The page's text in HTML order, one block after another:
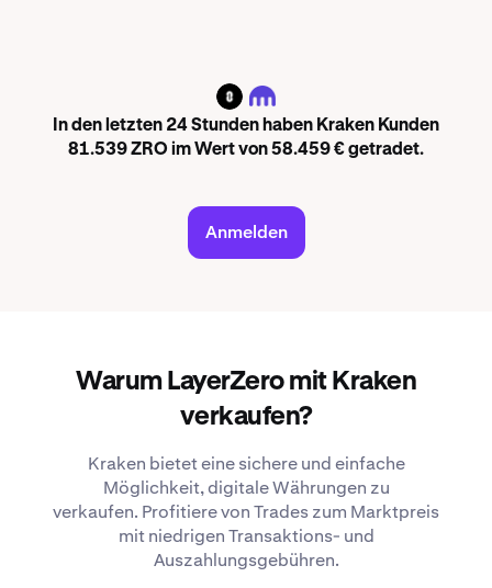
ZRO
In den letzten 24 Stunden haben Kraken Kunden
81.539 ZRO im Wert von 58.459 € getradet.
Anmelden
Warum LayerZero mit Kraken
verkaufen?
Kraken bietet eine sichere und einfache
Möglichkeit, digitale Währungen zu
verkaufen. Profitiere von Trades zum Marktpreis
mit niedrigen Transaktions- und
Auszahlungsgebühren.